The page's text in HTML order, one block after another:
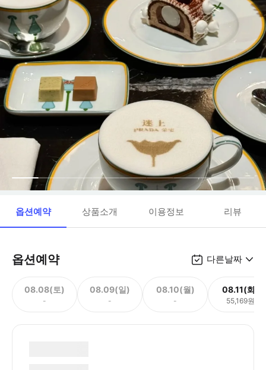
옵션예약 상품소개 이용정보 리뷰
옵션예약 다른날짜
08.08(토)
-
08.09(일)
-
08.10(월)
-
08.11(화)
55,169원